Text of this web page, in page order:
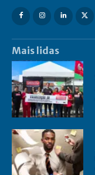
Mais lidas